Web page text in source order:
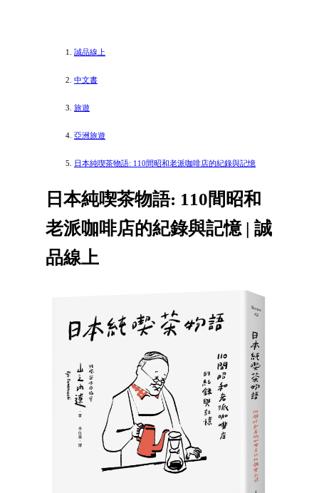
誠品線上
中文書
旅遊
亞洲旅遊
日本純喫茶物語: 110間昭和老派咖啡店的紀錄與記憶
日本純喫茶物語: 110間昭和
老派咖啡店的紀錄與記憶 | 誠
品線上